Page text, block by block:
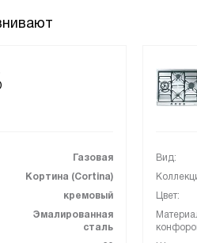
Газовая
Кортина (Cortina)
кремовый
Эмалированная
сталь
Вид:
Цвет: